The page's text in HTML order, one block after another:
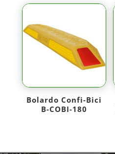
Bolardo Confi-Bici
B-COBI-180